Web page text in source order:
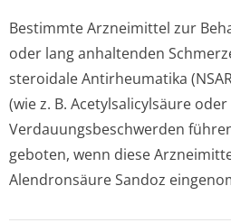
Bestimmte Arzneimittel zur
oder lang anhaltenden
steroidale Antirheumatika
(wie z. B. Acetylsalicylsäure
Verdauungsbes­chwerden
geboten, wenn diese
Alendronsäure Sandoz